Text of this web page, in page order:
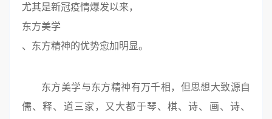
尤其是新冠疫情爆发以来，
东方美学
、东方精神的优势愈加明显。
东方美学与东方精神有万千相，但思想大致源自
儒、释、道三家，又大都于琴、棋、诗、画、诗、